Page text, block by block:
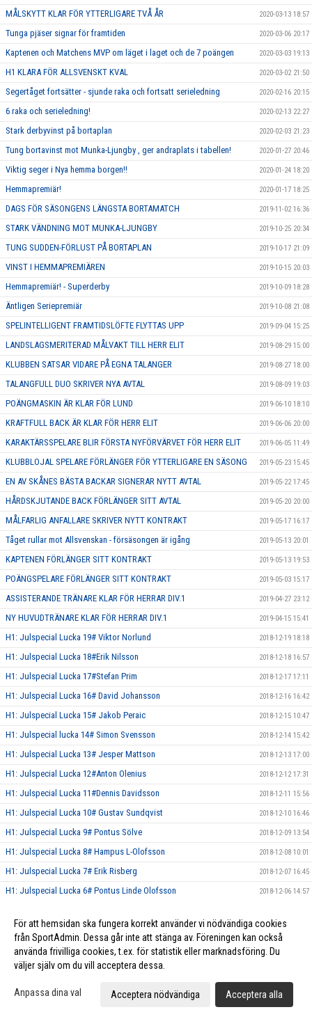
MÅLSKYTT KLAR FÖR YTTERLIGARE TVÅ ÅR 2020-03-13 18:57
Tunga pjäser signar för framtiden 2020-03-06 20:17
Kaptenen och Matchens MVP om läget i laget och de 7 poängen 2020-03-03 19:13
H1 KLARA FÖR ALLSVENSKT KVAL 2020-03-02 21:50
Segertåget fortsätter - sjunde raka och fortsatt serieledning 2020-02-16 20:15
6 raka och serieledning! 2020-02-13 22:27
Stark derbyvinst på bortaplan 2020-02-03 21:23
Tung bortavinst mot Munka-Ljungby , ger andraplats i tabellen! 2020-01-27 20:46
Viktig seger i Nya hemma borgen!! 2020-01-24 18:20
Hemmapremiär! 2020-01-17 18:25
DAGS FÖR SÄSONGENS LÄNGSTA BORTAMATCH 2019-11-02 16:36
STARK VÄNDNING MOT MUNKA-LJUNGBY 2019-10-25 20:34
TUNG SUDDEN-FÖRLUST PÅ BORTAPLAN 2019-10-17 21:09
VINST I HEMMAPREMIÄREN 2019-10-15 20:03
Hemmapremiär! - Superderby 2019-10-09 18:28
Äntligen Seriepremiär 2019-10-08 21:08
SPELINTELLIGENT FRAMTIDSLÖFTE FLYTTAS UPP 2019-09-04 15:25
LANDSLAGSMERITERAD MÅLVAKT TILL HERR ELIT 2019-08-29 15:00
KLUBBEN SATSAR VIDARE PÅ EGNA TALANGER 2019-08-27 18:00
TALANGFULL DUO SKRIVER NYA AVTAL 2019-08-09 19:03
POÄNGMASKIN ÄR KLAR FÖR LUND 2019-06-10 18:10
KRAFTFULL BACK ÄR KLAR FÖR HERR ELIT 2019-06-06 20:00
KARAKTÄRSSPELARE BLIR FÖRSTA NYFÖRVÄRVET FÖR HERR ELIT 2019-06-05 11:49
KLUBBLOJAL SPELARE FÖRLÄNGER FÖR YTTERLIGARE EN SÄSONG 2019-05-23 15:45
EN AV SKÅNES BÄSTA BACKAR SIGNERAR NYTT AVTAL 2019-05-22 17:45
HÅRDSKJUTANDE BACK FÖRLÄNGER SITT AVTAL 2019-05-20 20:00
MÅLFARLIG ANFALLARE SKRIVER NYTT KONTRAKT 2019-05-17 16:17
Tåget rullar mot Allsvenskan - försäsongen är igång 2019-05-13 20:01
KAPTENEN FÖRLÄNGER SITT KONTRAKT 2019-05-13 19:53
POÄNGSPELARE FÖRLÄNGER SITT KONTRAKT 2019-05-03 15:17
ASSISTERANDE TRÄNARE KLAR FÖR HERRAR DIV.1 2019-04-27 23:12
NY HUVUDTRÄNARE KLAR FÖR HERRAR DIV.1 2019-04-15 15:41
H1: Julspecial Lucka 19# Viktor Norlund 2018-12-19 18:18
H1: Julspecial Lucka 18#Erik Nilsson 2018-12-18 16:57
H1: Julspecial Lucka 17#Stefan Prim 2018-12-17 17:11
H1: Julspecial Lucka 16# David Johansson 2018-12-16 16:42
H1: Julspecial Lucka 15# Jakob Peraic 2018-12-15 10:47
H1: Julspecial lucka 14# Simon Svensson 2018-12-14 15:42
H1: Julspecial Lucka 13# Jesper Mattson 2018-12-13 17:00
H1: Julspecial Lucka 12#Anton Olenius 2018-12-12 17:31
H1: Julspecial Lucka 11#Dennis Davidsson 2018-12-11 15:56
H1: Julspecial Lucka 10# Gustav Sundqvist 2018-12-10 16:46
H1: Julspecial Lucka 9# Pontus Sölve 2018-12-09 13:54
H1: Julspecial Lucka 8# Hampus L-Olofsson 2018-12-08 10:01
H1: Julspecial Lucka 7# Erik Risberg 2018-12-07 16:45
H1: Julspecial Lucka 6# Pontus Linde Olofsson 2018-12-06 14:57
H1: Julspecial Lucka 4# Patrik Liimatainen 2018-12-04 16:37
H1: Julspecial Lucka 3# Hugo Norlund 2018-12-03 07:21
H1: Julspecial Lucka 2# Simon Lindblad
H1: Julspecial Lucka 1# Jesper Nilsson 2018-12-01 11:59
2018-11-28 21:41
För att hemsidan ska fungera korrekt använder vi nödvändiga cookies
från SportAdmin. Dessa går inte att stänga av. Föreningen kan också
använda frivilliga cookies, t.ex. för statistik eller marknadsföring. Du
väljer själv om du vill acceptera dessa.
Anpassa dina val Acceptera nödvändiga Acceptera alla